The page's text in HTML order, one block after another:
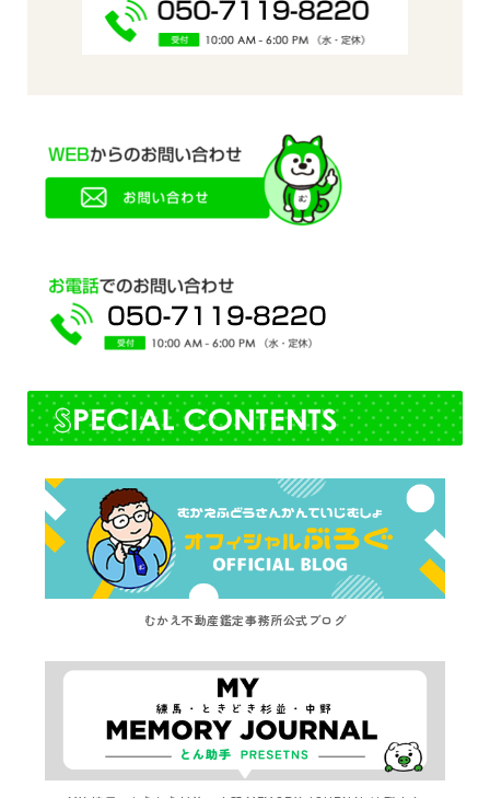
むかえ不動産鑑定事務所公式ブログ